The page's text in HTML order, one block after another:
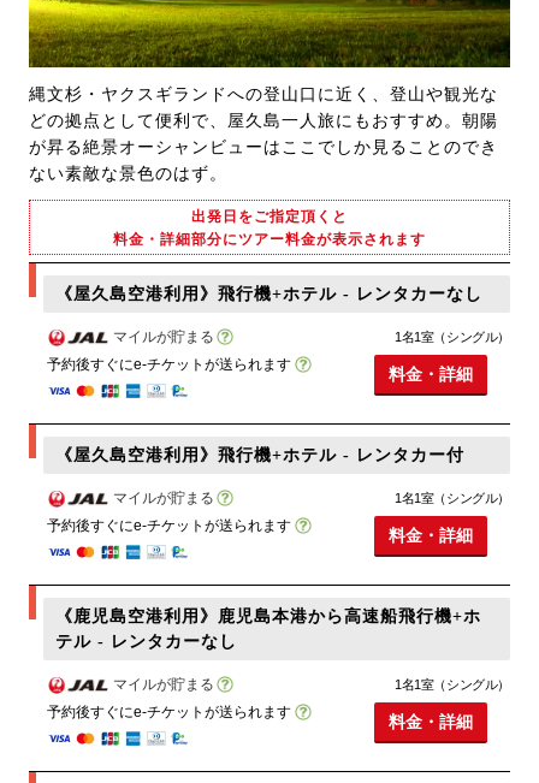
縄文杉・ヤクスギランドへの登山口に近く、登山や観光な
どの拠点として便利で、屋久島一人旅にもおすすめ。朝陽
が昇る絶景オーシャンビューはここでしか見ることのでき
ない素敵な景色のはず。
出発日をご指定頂くと
料金・詳細部分にツアー料金が表示されます
《屋久島空港利用》飛行機+ホテル - レンタカーなし
マイルが貯まる
予約後すぐにe-チケットが送られます
1名1室（シングル）
料金・詳細
《屋久島空港利用》飛行機+ホテル - レンタカー付
マイルが貯まる
予約後すぐにe-チケットが送られます
1名1室（シングル）
料金・詳細
《鹿児島空港利用》鹿児島本港から高速船飛行機+ホ
テル - レンタカーなし
マイルが貯まる
予約後すぐにe-チケットが送られます
1名1室（シングル）
料金・詳細